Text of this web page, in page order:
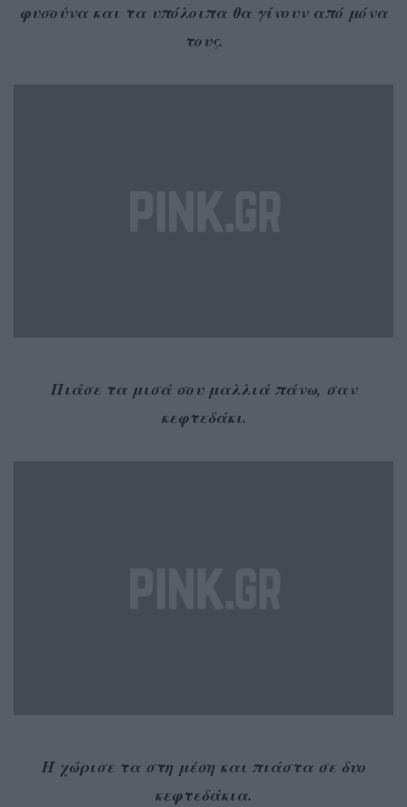
φυσούνα και τα υπόλοιπα θα γίνουν από μόνα
τους.
Πιάσε τα μισά σου μαλλιά πάνω, σαν
κεφτεδάκι.
Ή χώρισε τα στη μέση και πιάστα σε δυο
κεφτεδάκια.